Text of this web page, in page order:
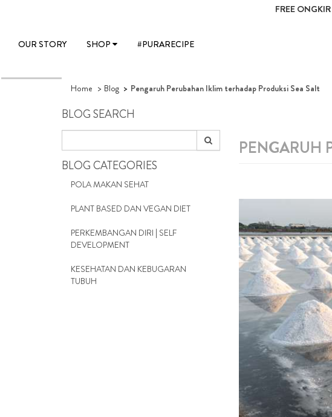
FREE
OUR STORY SHOP #PURARECIPE
Home Blog Pengaruh Perubahan Iklim terhadap Produksi Sea Salt
PENGARUH
BLOG SEARCH
BLOG CATEGORIES
POLA MAKAN SEHAT
PLANT BASED DAN VEGAN DIET
PERKEMBANGAN DIRI | SELF
DEVELOPMENT
KESEHATAN DAN KEBUGARAN
TUBUH